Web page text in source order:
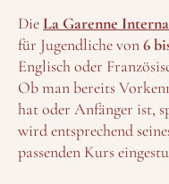
Die La Garenne
für Jugendliche von6
Englisch oder
Ob man bereits
hat oder Anfänger ist,
wird entsprechend
passenden Kurs